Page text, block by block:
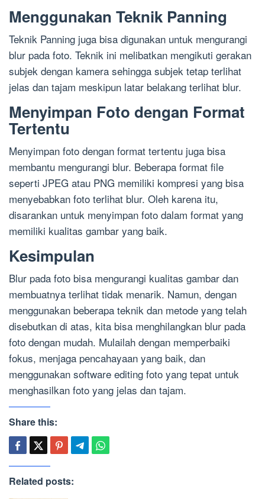
Menggunakan Teknik Panning
Teknik Panning juga bisa digunakan untuk mengurangi
blur pada foto. Teknik ini melibatkan mengikuti gerakan
subjek dengan kamera sehingga subjek tetap terlihat
jelas dan tajam meskipun latar belakang terlihat blur.
Menyimpan Foto dengan Format
Tertentu
Menyimpan foto dengan format tertentu juga bisa
membantu mengurangi blur. Beberapa format file
seperti JPEG atau PNG memiliki kompresi yang bisa
menyebabkan foto terlihat blur. Oleh karena itu,
disarankan untuk menyimpan foto dalam format yang
memiliki kualitas gambar yang baik.
Kesimpulan
Blur pada foto bisa mengurangi kualitas gambar dan
membuatnya terlihat tidak menarik. Namun, dengan
menggunakan beberapa teknik dan metode yang telah
disebutkan di atas, kita bisa menghilangkan blur pada
foto dengan mudah. Mulailah dengan memperbaiki
fokus, menjaga pencahayaan yang baik, dan
menggunakan software editing foto yang tepat untuk
menghasilkan foto yang jelas dan tajam.
Share this:
Related posts: